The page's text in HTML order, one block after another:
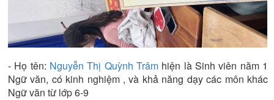
- Họ tên: Nguyễn Thị Quỳnh Trâmhiện là Sinh viên năm 1
Ngữ văn, có kinh nghiệm , và khả năng dạy các môn khác
Ngữ văn từ lớp 6-9